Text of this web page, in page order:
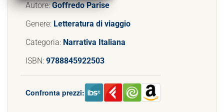
Autore:Goffredo Parise
Genere: Letteratura di viaggio
Categoria: Narrativa Italiana
ISBN: 9788845922503
Confronta prezzi: